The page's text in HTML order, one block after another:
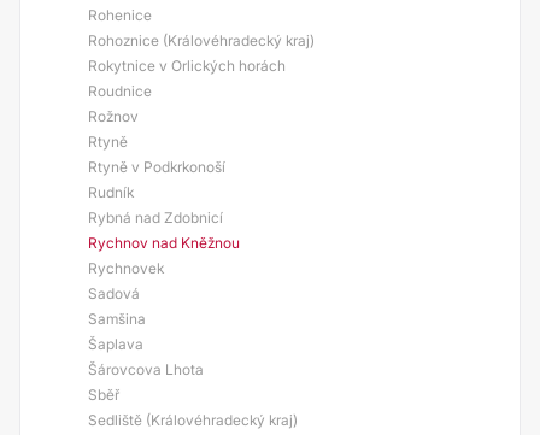
Rohenice
Rohoznice (Královéhradecký kraj)
Rokytnice v Orlických horách
Roudnice
Rožnov
Rtyně
Rtyně v Podkrkonoší
Rudník
Rybná nad Zdobnicí
Rychnov nad Kněžnou
Rychnovek
Sadová
Samšina
Šaplava
Šárovcova Lhota
Sběř
Sedliště (Královéhradecký kraj)